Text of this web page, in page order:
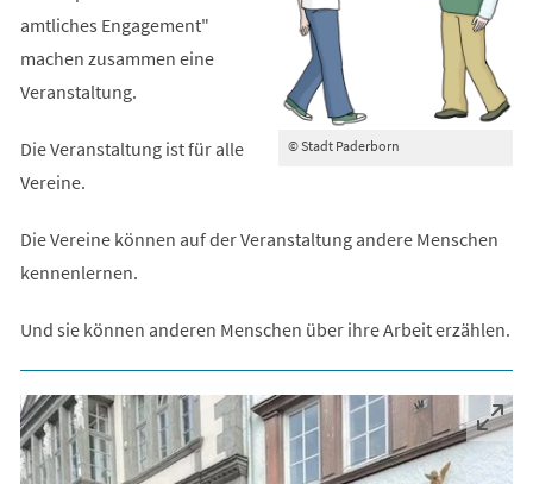
© Stadt Paderborn
amtliches Engagement"
machen zusammen eine
Veranstaltung.
Die Veranstaltung ist für alle
Vereine.
Die Vereine können auf der Veranstaltung andere Menschen
kennenlernen.
Und sie können anderen Menschen über ihre Arbeit erzählen.